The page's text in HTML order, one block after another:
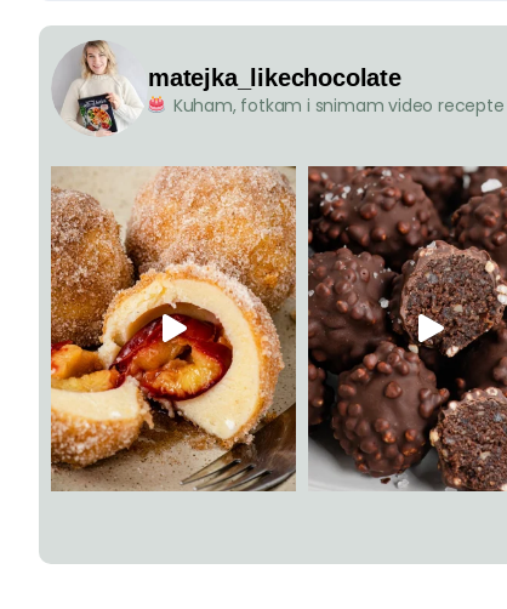
matejka_likechocolate
Kuham, fotkam i snimam video recepte